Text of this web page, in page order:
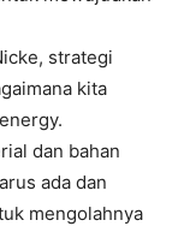
strategi
kita
dan bahan
ada dan
mengolahnya